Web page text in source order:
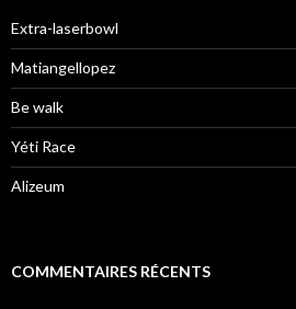
Extra-laserbowl
Matiangellopez
Be walk
Yéti Race
Alizeum
COMMENTAIRES RÉCENTS